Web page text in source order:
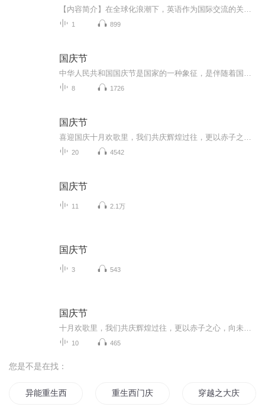
1 899
国庆节
8 1726
国庆节
20 4542
国庆节
11 2.1万
国庆节
3 543
国庆节
10 465
您是不是在找：
异能重生西门庆 重生西门庆 穿越之大庆帝国